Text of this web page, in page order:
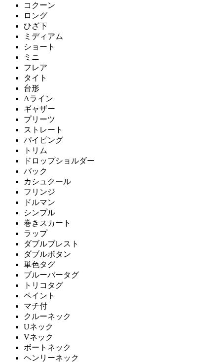
コクーン
ロング
ひざ下
ミディアム
ショート
ミニ
フレア
タイト
台形
Aライン
ギャザー
プリーツ
ストレート
パイピング
トリム
ドロップショルダー
バック
カシュクール
フリンジ
ドルマン
シンプル
巻きスカート
ラップ
ダブルブレスト
ダブルボタン
単色タグ
ブルーバータグ
トリコタグ
ペイント
マチ付
クルーネック
Uネック
Vネック
ボートネック
ヘンリーネック